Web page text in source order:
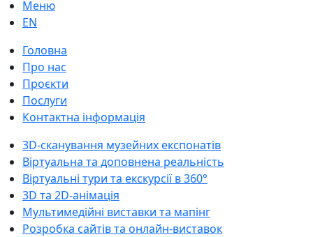
Меню
EN
Головна
Про нас
Проєкти
Послуги
Контактна інформація
3D-cканування музейних експонатів
Віртуальна та доповнена реальність
Віртуальні тури та екскурсії в 360°
3D та 2D-анімація
Мультимедійні виставки та мапінг
Розробка сайтів та онлайн-виставок